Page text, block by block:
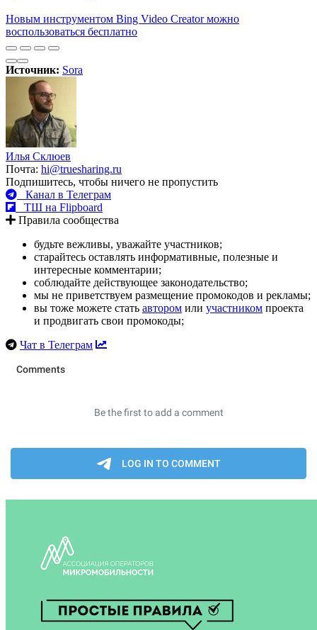
Новым инструментом Bing Video Creator можно
воспользоваться бесплатно
Источник: Sora
Илья Склюев
Почта: hi@truesharing.ru
Подпишитесь, чтобы ничего не пропустить
Канал в Телеграм
ТШ на Flipboard
Правила сообщества
будьте вежливы, уважайте участников;
старайтесь оставлять информативные, полезные и
интересные комментарии;
соблюдайте действующее законодательство;
мы не приветствуем размещение промокодов и рекламы;
вы тоже можете стать автором или участником проекта
и продвигать свои промокоды;
Чат в Телеграм